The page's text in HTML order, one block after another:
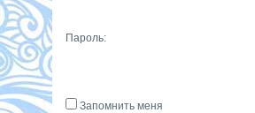
Пароль:
Запомнить меня